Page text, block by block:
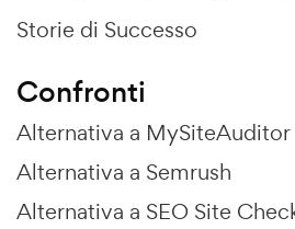
Storie di Successo
Confronti
Alternativa a MySiteAuditor
Alternativa a Semrush
Alternativa a SEO Site